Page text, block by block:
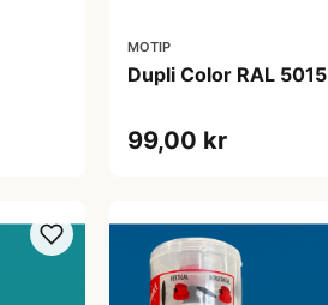
MOTIP
Dupli Color RAL 5015
99,00 kr